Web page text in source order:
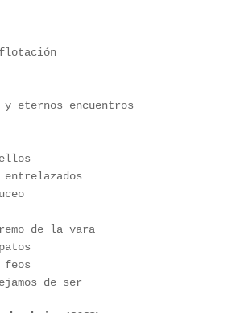
            y eternos encuentros
            entrelazados
de la vara
            feos
de ser